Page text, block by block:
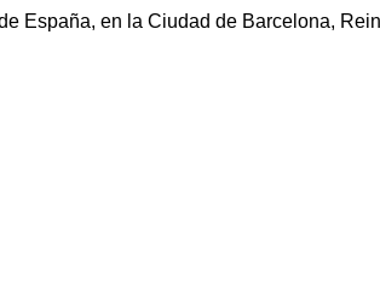
España, en la Ciudad de Barcelona,